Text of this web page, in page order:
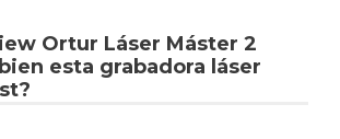
Ortur Láser Máster 2
esta grabadora láser